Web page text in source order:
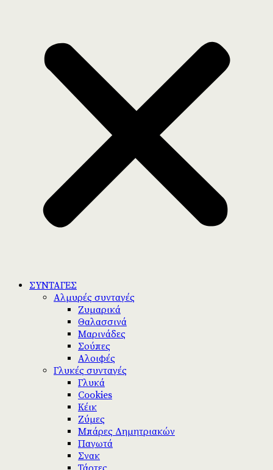
ΣΥΝΤΑΓΕΣ
Αλμυρές συνταγές
Ζυμαρικά
Θαλασσινά
Μαρινάδες
Σούπες
Αλοιφές
Γλυκές συνταγές
Γλυκά
Cookies
Κέικ
Ζύμες
Μπάρες Δημητριακών
Παγωτά
Σνακ